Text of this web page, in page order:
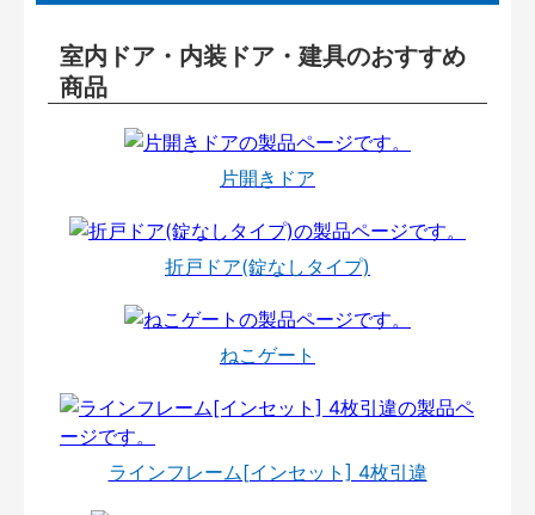
室内ドア・内装ドア・建具のおすすめ
商品
片開きドア
折戸ドア(錠なしタイプ)
ねこゲート
ラインフレーム[インセット] 4枚引違